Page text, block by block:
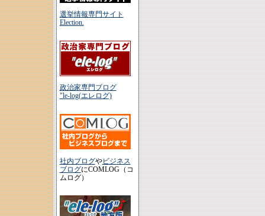
選挙情報専門サイト
Election.
政治家専門ブログ
"le-log(エレログ)
社内ブログやビジネス
ブログにCOMLOG（コ
ムログ）